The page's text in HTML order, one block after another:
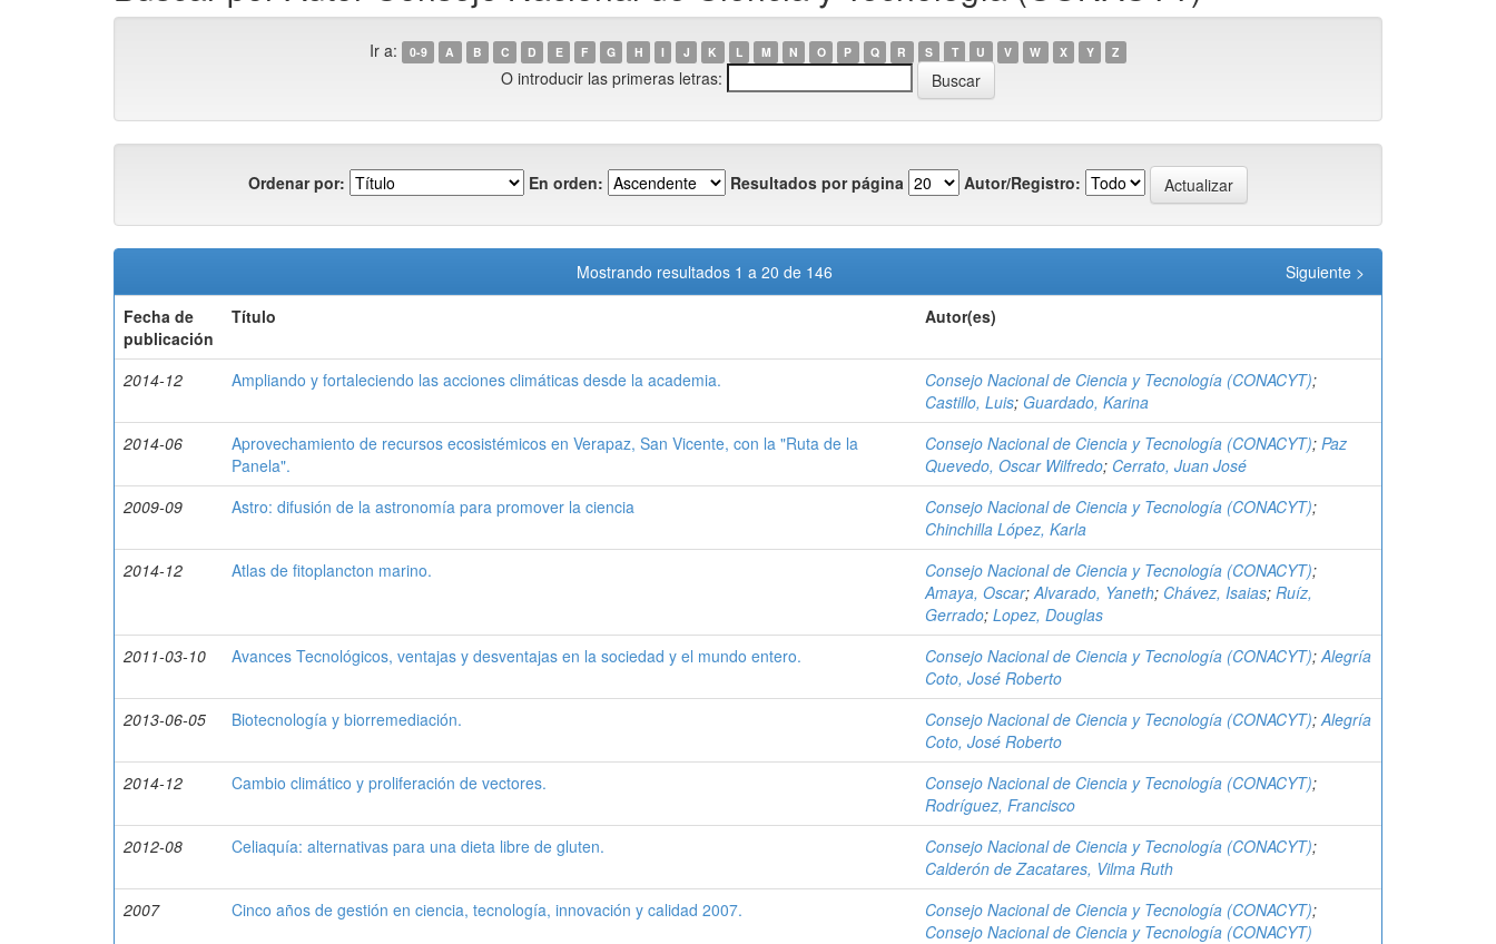
Ir a: 0-9 A B C D E F G H I J K L M N O P Q R S T U V W X Y Z
O introducir las primeras letras:
Ordenar por: En orden: Resultados por página Autor/Registro:
Mostrando resultados 1 a 20 de 146
Siguiente >
Fecha de
publicación
Título Autor(es)
2014-12 Ampliando y fortaleciendo las acciones climáticas desde la academia. Consejo Nacional de Ciencia y Tecnología (CONACYT);
Castillo, Luis; Guardado, Karina
2014-06
Aprovechamiento de recursos ecosistémicos en Verapaz, San Vicente, con la "Ruta de la
Panela".
Consejo Nacional de Ciencia y Tecnología (CONACYT); Paz
Quevedo, Oscar Wilfredo; Cerrato, Juan José
2009-09
Astro: difusión de la astronomía para promover la ciencia Consejo Nacional de Ciencia y Tecnología (CONACYT);
Chinchilla López, Karla
2014-12
Atlas de fitoplancton marino. Consejo Nacional de Ciencia y Tecnología (CONACYT);
Amaya, Oscar;Alvarado, Yaneth; Chávez, Isaias; Ruíz,
Gerrado; Lopez, Douglas
2011-03-10
Avances Tecnológicos, ventajas y desventajas en la sociedad y el mundo entero. Consejo Nacional de Ciencia y Tecnología (CONACYT);Alegría
Coto, José Roberto
2013-06-05
Biotecnología y biorremediación. Consejo Nacional de Ciencia y Tecnología (CONACYT);Alegría
Coto, José Roberto
2014-12
Cambio climático y proliferación de vectores. Consejo Nacional de Ciencia y Tecnología (CONACYT);
Rodríguez, Francisco
2012-08
Celiaquía: alternativas para una dieta libre de gluten. Consejo Nacional de Ciencia y Tecnología (CONACYT);
Calderón de Zacatares, Vilma Ruth
2007
Cinco años de gestión en ciencia, tecnología, innovación y calidad 2007. Consejo Nacional de Ciencia y Tecnología (CONACYT);
Consejo Nacional de Ciencia y Tecnología (CONACYT)